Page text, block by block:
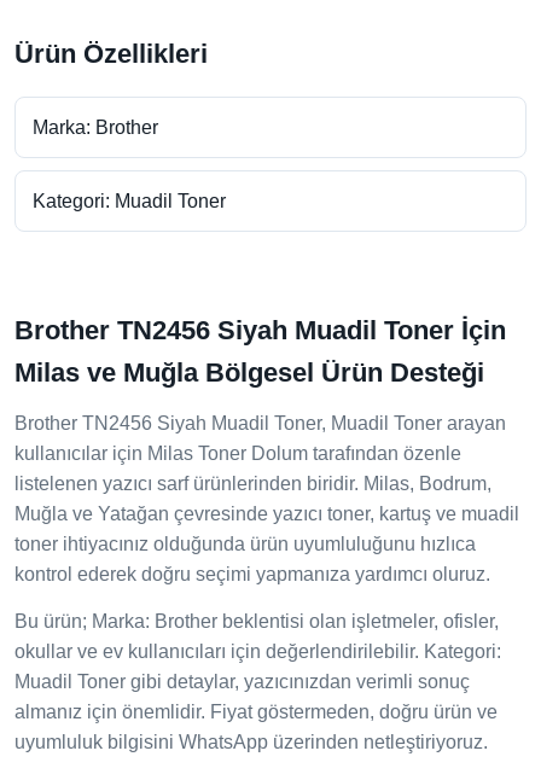
Ürün Özellikleri
Marka: Brother
Kategori: Muadil Toner
Brother TN2456 Siyah Muadil Toner İçin
Milas ve Muğla Bölgesel Ürün Desteği
Brother TN2456 Siyah Muadil Toner, Muadil Toner arayan
kullanıcılar için Milas Toner Dolum tarafından özenle
listelenen yazıcı sarf ürünlerinden biridir. Milas, Bodrum,
Muğla ve Yatağan çevresinde yazıcı toner, kartuş ve muadil
toner ihtiyacınız olduğunda ürün uyumluluğunu hızlıca
kontrol ederek doğru seçimi yapmanıza yardımcı oluruz.
Bu ürün; Marka: Brother beklentisi olan işletmeler, ofisler,
okullar ve ev kullanıcıları için değerlendirilebilir. Kategori:
Muadil Toner gibi detaylar, yazıcınızdan verimli sonuç
almanız için önemlidir. Fiyat göstermeden, doğru ürün ve
uyumluluk bilgisini WhatsApp üzerinden netleştiriyoruz.